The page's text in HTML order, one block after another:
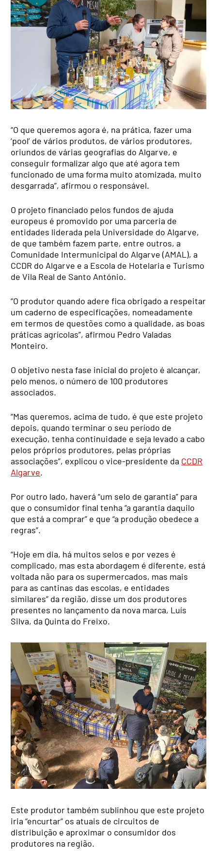
“O que queremos agora é, na prática, fazer uma
‘pool’ de vários produtos, de vários produtores,
oriundos de várias geografias do Algarve, e
conseguir formalizar algo que até agora tem
funcionado de uma forma muito atomizada, muito
desgarrada”, afirmou o responsável.
O projeto financiado pelos fundos de ajuda
europeus é promovido por uma parceria de
entidades liderada pela Universidade do Algarve,
de que também fazem parte, entre outros, a
Comunidade Intermunicipal do Algarve (AMAL), a
CCDR do Algarve e a Escola de Hotelaria e Turismo
de Vila Real de Santo António.
“O produtor quando adere fica obrigado a respeitar
um caderno de especificações, nomeadamente
em termos de questões como a qualidade, as boas
práticas agrícolas”, afirmou Pedro Valadas
Monteiro.
O objetivo nesta fase inicial do projeto é alcançar,
pelo menos, o número de 100 produtores
associados.
“Mas queremos, acima de tudo, é que este projeto
depois, quando terminar o seu período de
execução, tenha continuidade e seja levado a cabo
pelos próprios produtores, pelas próprias
associações”, explicou o vice-presidente da CCDR
Algarve.
Por outro lado, haverá “um selo de garantia” para
que o consumidor final tenha “a garantia daquilo
que está a comprar” e que “a produção obedece a
regras”.
“Hoje em dia, há muitos selos e por vezes é
complicado, mas esta abordagem é diferente, está
voltada não para os supermercados, mas mais
para as cantinas das escolas, e entidades
similares” da região, disse um dos produtores
presentes no lançamento da nova marca, Luís
Silva, da Quinta do Freixo.
Este produtor também sublinhou que este projeto
iria “encurtar” os atuais de circuitos de
distribuição e aproximar o consumidor dos
produtores na região.